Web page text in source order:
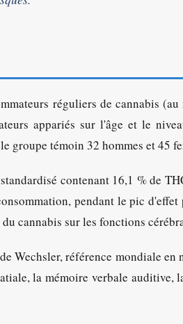
réguliers de cannabis
appariés sur l'âge et le
groupe témoin 32 hommes et 45
contenant 16,1 % de
pendant le pic
cannabis sur les fonctions
Wechsler, référence mondiale en
la mémoire verbale auditive,